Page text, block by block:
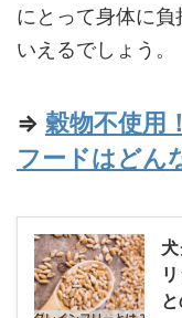
にとって身体に
いえるでしょう。
⇒ 穀物不使用
フードはどん